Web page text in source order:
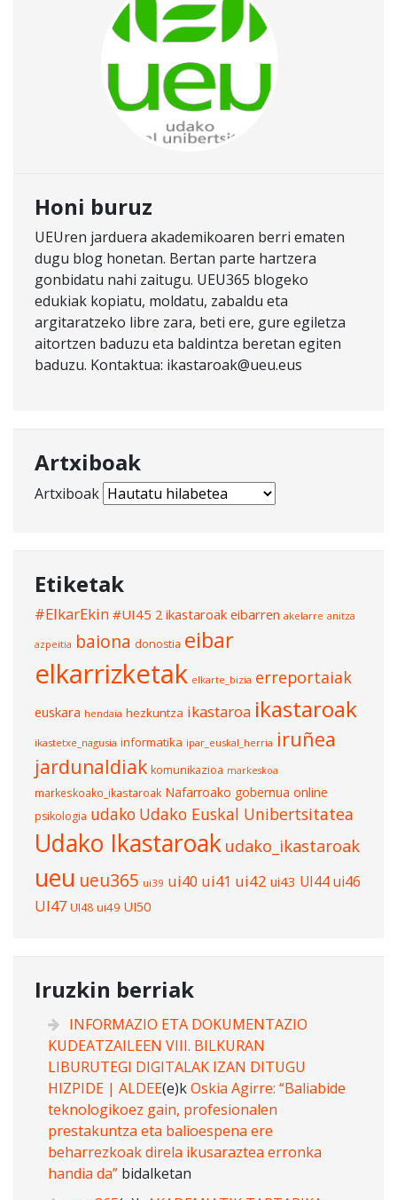
Honi buruz
UEUren jarduera akademikoaren berri ematen
dugu blog honetan. Bertan parte hartzera
gonbidatu nahi zaitugu. UEU365 blogeko
edukiak kopiatu, moldatu, zabaldu eta
argitaratzeko libre zara, beti ere, gure egiletza
aitortzen baduzu eta baldintza beretan egiten
baduzu. Kontaktua: ikastaroak@ueu.eus
Artxiboak
Artxiboak
Etiketak
#ElkarEkin #UI45 2 ikastaroak eibarren akelarre anitza
azpeitia baiona donostia eibar
elkarrizketak elkarte_bizia erreportaiak
euskara hendaia hezkuntza ikastaroa ikastaroak
ikastetxe_nagusia informatika ipar_euskal_herria iruñea
jardunaldiak komunikazioa markeskoa
markeskoako_ikastaroak Nafarroako gobernua online
psikologia udako Udako Euskal Unibertsitatea
Udako Ikastaroak udako_ikastaroak
ueu ueu365 ui39 ui40 ui41 ui42 ui43 UI44ui46
UI47 UI48 ui49 UI50
Iruzkin berriak
INFORMAZIO ETA DOKUMENTAZIO
KUDEATZAILEEN VIII. BILKURAN
LIBURUTEGI DIGITALAK IZAN DITUGU
HIZPIDE | ALDEE(e)kOskia Agirre: “Baliabide
teknologikoez gain, profesionalen
prestakuntza eta balioespena ere
beharrezkoak direla ikusaraztea erronka
handia da” bidalketan